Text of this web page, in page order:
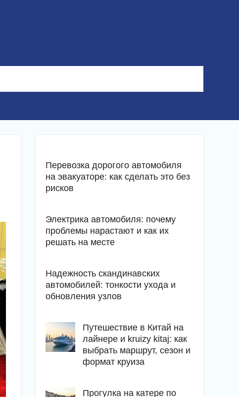
Перевозка дорогого автомобиля
на эвакуаторе: как сделать это без
рисков
Электрика автомобиля: почему
проблемы нарастают и как их
решать на месте
Надежность скандинавских
автомобилей: тонкости ухода и
обновления узлов
Путешествие в Китай на
лайнере и kruizy kitaj: как
выбрать маршрут, сезон и
формат круиза
Прогулка на катере по